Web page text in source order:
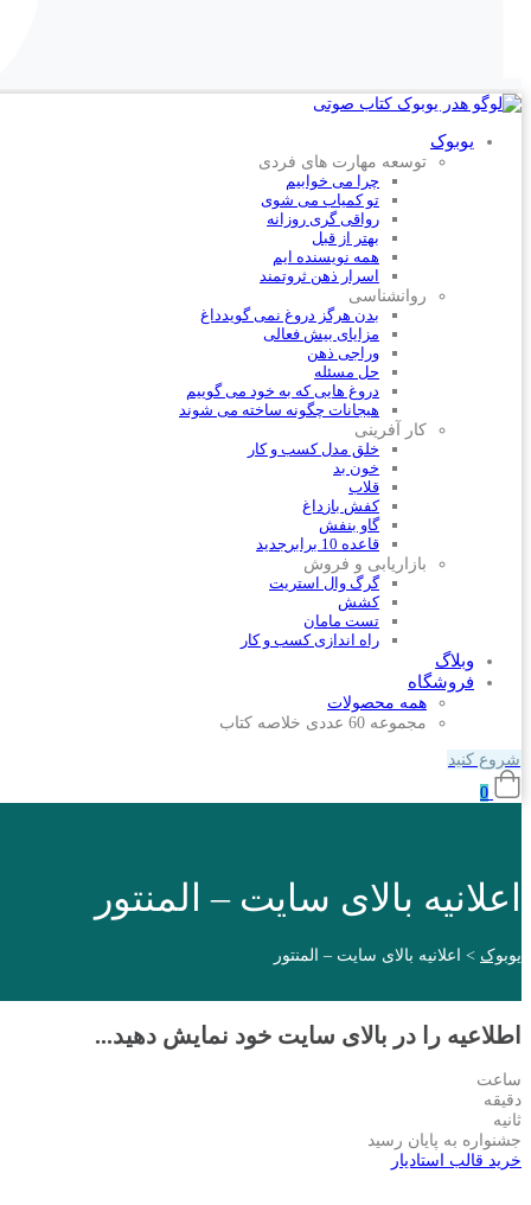
یوبوک
توسعه مهارت های فردی
چرا می خوابیم
تو کمیاب می شوی
رواقی گری روزانه
بهتر از قبل
همه نویسنده ایم
اسرار ذهن ثروتمند
روانشناسی
بدن هرگز دروغ نمی گوید داغ
مزایای بیش فعالی
وراجی ذهن
حل مسئله
دروغ هایی که به خود می گوییم
هیجانات چگونه ساخته می شوند
کار آفرینی
خلق مدل کسب و کار
خون بد
قلاب
کفش باز داغ
گاو بنفش
قاعده 10 برابر
جدید
بازاریابی و فروش
گرگ وال استریت
کشش
تست مامان
راه اندازی کسب و کار
وبلاگ
فروشگاه
همه محصولات
مجموعه 60 عددی خلاصه کتاب
شروع کنید
0
اعلانیه بالای سایت – المنتور
یوبوک > اعلانیه بالای سایت – المنتور
اطلاعیه را در بالای سایت خود نمایش دهید...
ساعت
دقیقه
ثانیه
جشنواره به پایان رسید
خرید قالب استادیار